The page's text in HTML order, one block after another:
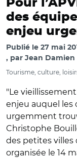
Pour
des
enjeu
Publié le 27 mai
par Jean Damien
Tourisme, culture,
"Le
enjeu auquel les
urgemment
Christophe
des petites villes
organisée le 14